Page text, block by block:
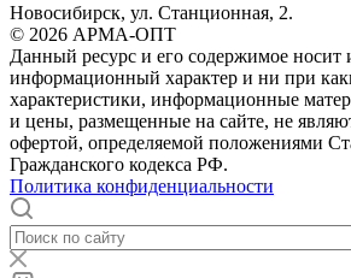
Новосибирск, ул. Станционная, 2.
© 2026 АРМА-ОПТ
Данный ресурс и его содержимое носит
информационный характер и ни при
характеристики, информационные
и цены, размещенные на сайте, не
офертой, определяемой положениями
Гражданского кодекса РФ.
Политика конфиденциальности